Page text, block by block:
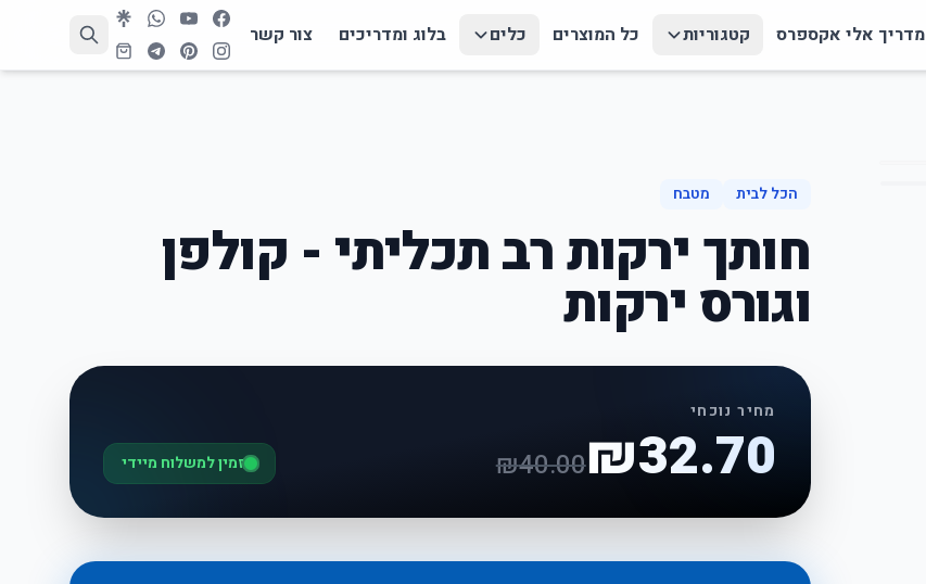
מדריך אלי אקספרס קטגוריות כל המוצרים כלים בלוג ומדריכים צור קשר
הכל לבית מטבח
חותך ירקות רב תכליתי - קולפן
וגורס ירקות
מחיר נוכחי
₪32.70
₪40.00 זמין למשלוח מיידי